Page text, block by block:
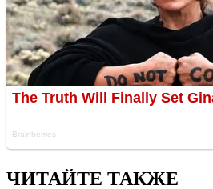
ЧИТАЙТЕ ТАКЖЕ